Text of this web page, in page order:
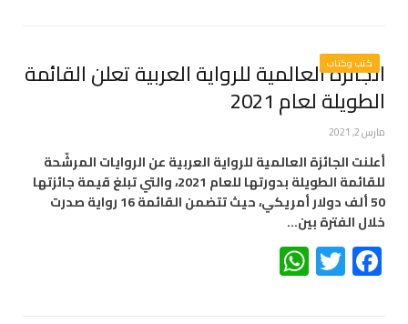
كتب وكتاب
الجائزة العالمية للرواية العربية تعلن القائمة
الطويلة لعام 2021
مارس 2, 2021
أعلنت الجائزة العالمية للرواية العربية عن الروايات المرشّحة
للقائمة الطويلة بدورتها للعام 2021، والتي تبلغ قيمة جائزتها
50 ألف دولار أمريكي، حيث تتضمن القائمة 16 رواية صدرت
خلال الفترة بين…
Facebook
Twitter